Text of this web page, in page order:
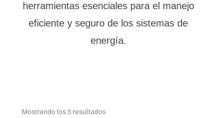
herramientas esenciales para el manejo
eficiente y seguro de los sistemas de
energía.
Mostrando los 5 resultadosOrdenado